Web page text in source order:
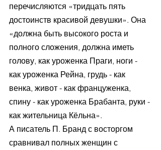
перечисляются «тридцать пять
достоинств красивой девушки». Она
«должна быть высокого роста и
полного сложения, должна иметь
голову, как уроженка Праги, ноги -
как уроженка Рейна, грудь - как
венка, живот - как француженка,
спину - как уроженка Брабанта, руки -
как жительница Кёльна».
А писатель П. Бранд с восторгом
сравнивал полных женщин с